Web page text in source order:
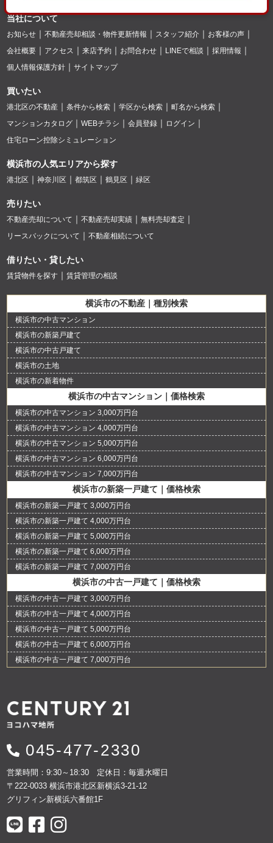
当社について
お知らせ 不動産売却相談・物件更新情報 スタッフ紹介
お客様の声
会社概要
アクセス 来店予約 お問合わせ LINEで相談
採用情報
個人情報保護方針
サイトマップ
買いたい
港北区の不動産 条件から検索 学区から検索
町名から検索
マンションカタログ
WEBチラシ 会員登録
ログイン
住宅ローン控除シミュレーション
横浜市の人気エリアから探す
港北区 神奈川区 都筑区 鶴見区 緑区
売りたい
不動産売却について 不動産売却実績
無料売却査定
リースバックについて
不動産相続について
借りたい・貸したい
賃貸物件を探す 賃貸管理の相談
横浜市の不動産｜種別検索
横浜市の中古マンション
横浜市の新築戸建て
横浜市の中古戸建て
横浜市の土地
横浜市の新着物件
横浜市の中古マンション｜価格検索
横浜市の中古マンション 3,000万円台
横浜市の中古マンション 4,000万円台
横浜市の中古マンション 5,000万円台
横浜市の中古マンション 6,000万円台
横浜市の中古マンション 7,000万円台
横浜市の新築一戸建て｜価格検索
横浜市の新築一戸建て 3,000万円台
横浜市の新築一戸建て 4,000万円台
横浜市の新築一戸建て 5,000万円台
横浜市の新築一戸建て 6,000万円台
横浜市の新築一戸建て 7,000万円台
横浜市の中古一戸建て｜価格検索
横浜市の中古一戸建て 3,000万円台
横浜市の中古一戸建て 4,000万円台
横浜市の中古一戸建て 5,000万円台
横浜市の中古一戸建て 6,000万円台
横浜市の中古一戸建て 7,000万円台
045-477-2330
営業時間：9:30～18:30 定休日：毎週水曜日
〒222-0033 横浜市港北区新横浜3-21-12
グリフィン新横浜六番館1F